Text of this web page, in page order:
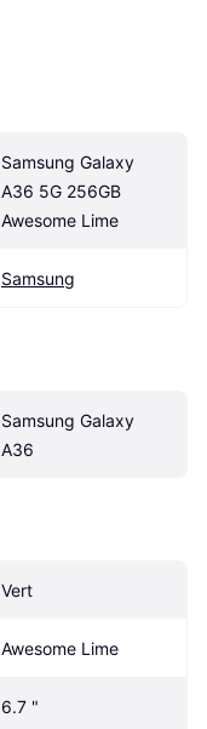
Samsung Galaxy
A36 5G 256GB
Awesome Lime
Samsung
Samsung Galaxy
A36
Vert
Awesome Lime
6.7 "